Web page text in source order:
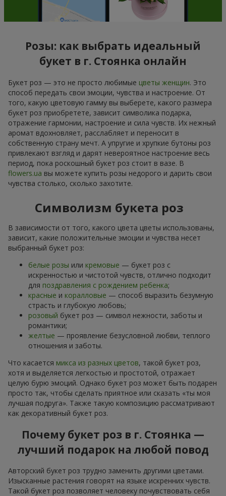
Розы: как выбрать идеальный
букет в г. Стоянка онлайн
Букет роз — это не просто любимые цветы женщин. Это
способ передать свои эмоции, чувства и настроение. От
того, какую цветовую гамму вы выберете, какого размера
букет роз приобретете, зависит символика подарка,
отражение гармонии, настроение и сила чувств. Их нежный
аромат вдохновляет, расслабляет и переносит в
собственную страну мечт. А упругие и хрупкие бутоны роз
привлекают взгляд и дарят невероятное настроение весь
период, пока роскошный букет роз стоит в вазе. В
flowers.ua вы можете купить розы недорого и дарить свои
чувства столько, сколько захотите.
Символизм букета роз
В зависимости от того, какого цвета цветы использованы,
зависит, какие положительные эмоции и чувства несет
выбранный букет роз:
белые розы или кремовые — букет роз с
искренностью и чистотой чувств, отлично подходит
для поздравления с рождением ребенка;
красные и коралловые — способ выразить безумную
страсть и глубокую любовь;
розовый букет роз — символ нежности, заботы и
романтики;
желтые — проявление безусловной любви, теплого
отношения и заботы.
Что касается микса из разных цветов, такой букет роз,
хотя и выделяется легкостью и простотой, отражает
целую бурю эмоций. Однако букет роз может быть подарен
просто так, чтобы сделать приятное или сказать «ты моя
лучшая подруга». Также такую композицию рассматривают
как декоративный букет роз.
Почему букет роз в г. Стоянка —
лучший подарок на любой повод
Авторский букет роз трудно заменить другими цветами.
Изысканные растения говорят на языке искренних чувств.
Такой букет роз позволяет человеку почувствовать себя